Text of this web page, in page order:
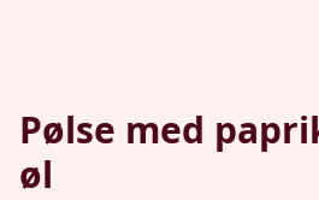
Pølse med
øl